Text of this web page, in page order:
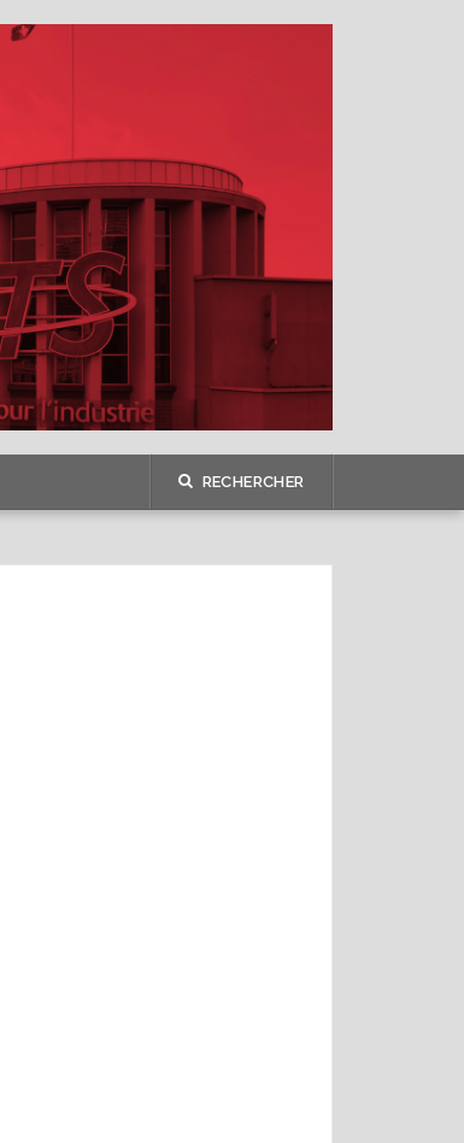
RECHERCHER